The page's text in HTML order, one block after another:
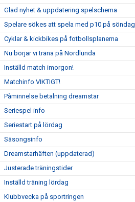
Glad nyhet & uppdatering spelschema
Spelare sökes att spela med p10 på söndag
Cyklar & kickbikes på fotbollsplanerna
Nu börjar vi träna på Nordlunda
Inställd match imorgon!
Matchinfo VIKTIGT!
Påminnelse betalning dreamstar
Seriespel info
Seriestart på lördag
Säsongsinfo
Dreamstarhäften (uppdaterad)
Justerade träningstider
Inställd träning lördag
Klubbvecka på sportringen